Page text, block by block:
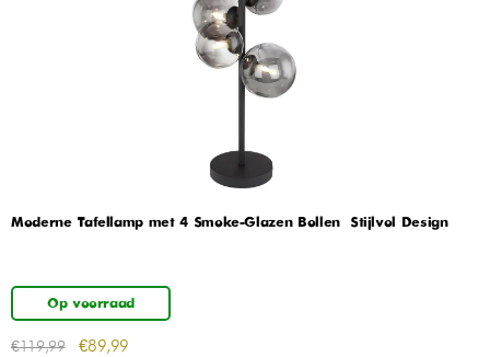
Moderne Tafellamp met 4 Smoke-Glazen Bollen – Stijlvol Design
Op voorraad
€119,99 €89,99